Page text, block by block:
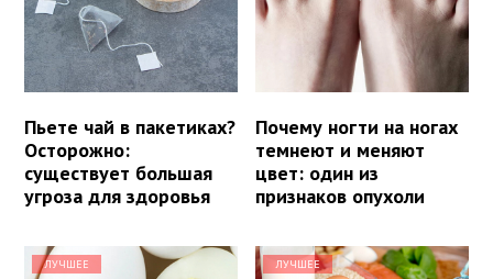
Пьете чай в пакетиках?
Осторожно:
существует большая
угроза для здоровья
Почему ногти на ногах
темнеют и меняют
цвет: один из
признаков опухоли
ЛУЧШЕЕ ЛУЧШЕЕ